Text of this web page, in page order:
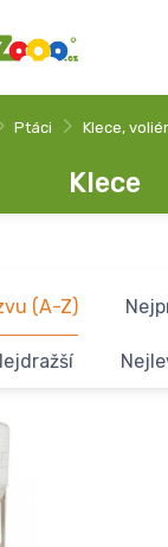
Ptáci Klece,
Klece
(A-Z)